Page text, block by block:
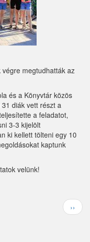
megtudhatták az
és a Könyvtár közös
diák vett részt a
a feladatot,
3-3 kijelölt
ki kellett tölteni egy 10
kaptunk
velünk!
oldal
››